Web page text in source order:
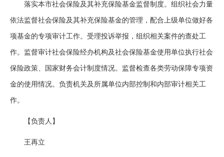
落实本市社会保险及其补充保险基金监督制度。组织社会力量
依法监督社会保险及其补充保险基金的管理，配合上级单位做好各
项基金的专项审计工作。受理投诉举报，组织相关案件的查处工
作。监督审计社会保险经办机构及社会保险基金使用单位执行社会
保险政策、国家财务会计制度情况。监督检查各类劳动保障专项资
金的使用情况。负责机关及所属单位内部控制和内部审计相关工
作。
【负责人】
王再立